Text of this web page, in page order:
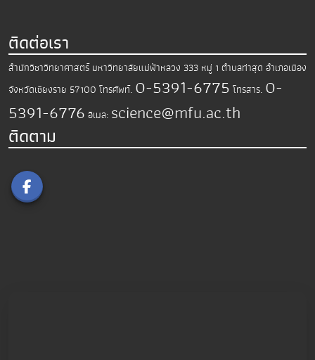
ติดต่อเรา
สำนักวิชาวิทยาศาสตร์ มหาวิทยาลัยแม่ฟ้าหลวง 333 หมู่ 1 ตำบลท่าสุด อำเภอเมือง
จังหวัดเชียงราย 57100 โทรศัพท์. 0-5391-6775 โทรสาร. 0-
5391-6776 อีเมล: science@mfu.ac.th
ติดตาม